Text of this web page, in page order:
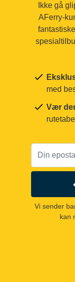
Ikke gå
AFerry-
med
Vær
Vi sender
kan